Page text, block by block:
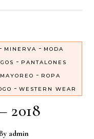
- MINERVA - MODA
- PANTALONES
- ROPA
- WESTERN WEAR
2018
admin